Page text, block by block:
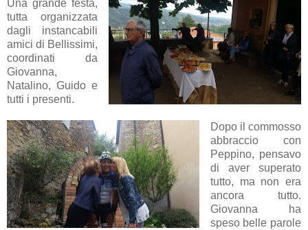
Una grande festa,
tutta organizzata
dagli instancabili
amici di Bellissimi,
coordinati da
Giovanna,
Natalino, Guido e
tutti i presenti.
Dopo il commosso
abbraccio con
Peppino, pensavo
di aver superato
tutto, ma non era
ancora tutto.
Giovanna ha
speso belle parole